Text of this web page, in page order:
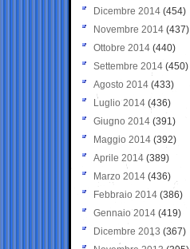
Dicembre 2014 (454)
Novembre 2014 (437)
Ottobre 2014 (440)
Settembre 2014 (450)
Agosto 2014 (433)
Luglio 2014 (436)
Giugno 2014 (391)
Maggio 2014 (392)
Aprile 2014 (389)
Marzo 2014 (436)
Febbraio 2014 (386)
Gennaio 2014 (419)
Dicembre 2013 (367)